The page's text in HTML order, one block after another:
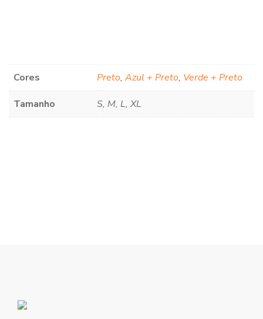
Cores Preto, Azul + Preto, Verde + Preto
Tamanho S, M, L, XL